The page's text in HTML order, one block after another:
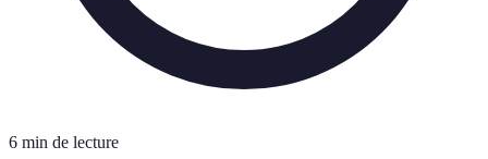
6 min de lecture